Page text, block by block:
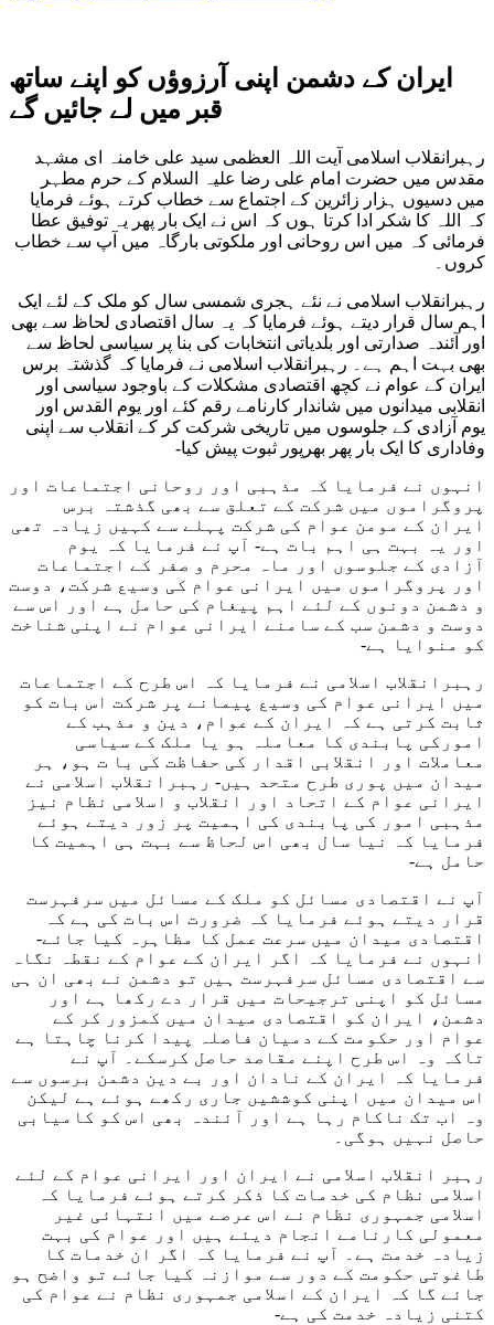
ایران کے دشمن اپنی آرزوؤں کو اپنے ساتھ
قبر میں لے جائیں گے
رہبرانقلاب اسلامی آیت اللہ العظمی سید علی خامنہ ای مشہد
مقدس میں حضرت امام علی رضا علیہ السلام کے حرم مطہر
میں دسیوں ہزار زائرین کے اجتماع سے خطاب کرتے ہوئے فرمایا
کہ اللہ کا شکر ادا کرتا ہوں کہ اس نے ایک بار پھر یہ توفیق عطا
فرمائی کہ میں اس روحانی اور ملکوتی بارگاہ میں آپ سے خطاب
کروں۔
رہبرانقلاب اسلامی نے نئے ہجری شمسی سال کو ملک کے لئے ایک
اہم سال قرار دیتے ہوئے فرمایا کہ یہ سال اقتصادی لحاظ سے بھی
اور آئندہ صدارتی اور بلدیاتی انتخابات کی بنا پر سیاسی لحاظ سے
بھی بہت اہم ہے۔ رہبرانقلاب اسلامی نے فرمایا کہ گذشتہ برس
ایران کے عوام نے کچھ اقتصادی مشکلات کے باوجود سیاسی اور
انقلابی میدانوں میں شاندار کارنامے رقم کئے اور یوم القدس اور
یوم آزادی کے جلوسوں میں تاریخی شرکت کر کے انقلاب سے اپنی
وفاداری کا ایک بار پھر بھرپور ثبوت پیش کیا-
انہوں نے فرمایا کہ مذہبی اور روحانی اجتماعات اور
پروگراموں میں شرکت کے تعلق سے بھی گذشتہ برس
ایران کے مومن عوام کی شرکت پہلے سے کہیں زیادہ تھی
اور یہ بہت ہی اہم بات ہے- آپ نے فرمایا کہ یوم
آزادی کے جلوسوں اور ماہ محرم و صفر کے اجتماعات
اور پروگراموں میں ایرانی عوام کی وسیع شرکت، دوست
و دشمن دونوں کے لئے اہم پیغام کی حامل ہے اور اس سے
دوست و دشمن سب کے سامنے ایرانی عوام نے اپنی شناخت
کو منوایا ہے-
رہبرانقلاب اسلامی نے فرمایا کہ اس طرح کے اجتماعات
میں ایرانی عوام کی وسیع پیمانے پر شرکت اس بات کو
ثابت کرتی ہے کہ ایران کے عوام، دین و مذہب کے
امورکی پابندی کا معاملہ ہو یا ملک کے سیاسی
معاملات اور انقلابی اقدار کی حفاظت کی با ت ہو، ہر
میدان میں پوری طرح متحد ہیں- رہبرانقلاب اسلامی نے
ایرانی عوام کے اتحاد اور انقلاب و اسلامی نظام نیز
مذہبی امور کی پابندی کی اہمیت پر زور دیتے ہوئے
فرمایا کہ نیا سال بھی اس لحاظ سے بہت ہی اہمیت کا
حامل ہے-
آپ نے اقتصادی مسائل کو ملک کے مسائل میں سرفہرست
قرار دیتے ہوئے فرمایا کہ ضرورت اس بات کی ہے کہ
اقتصادی میدان میں سرعت عمل کا مظاہرہ کیا جائے-
انہوں نے فرمایا کہ اگر ایران کے عوام کے نقطہ نگاہ
سے اقتصادی مسائل سرفہرست ہیں تو دشمن نے بھی ان ہی
مسائل کو اپنی ترجیحات میں قرار دے رکھا ہے اور
دشمن، ایران کو اقتصادی میدان میں کمزور کر کے
عوام اور حکومت کے دمیان فاصلہ پیدا کرنا چاہتا ہے
تاکہ وہ اس طرح اپنے مقاصد حاصل کرسکے۔ آپ نے
فرمایا کہ ایران کے نادان اور بے دین دشمن برسوں سے
اس میدان میں اپنی کوششیں جاری رکھے ہوئے ہے لیکن
وہ اب تک ناکام رہا ہے اور آئندہ بھی اس کو کامیابی
حاصل نہیں ہوگی۔
رہبر انقلاب اسلامی نے ایران اور ایرانی عوام کے لئے
اسلامی نظام کی خدمات کا ذکر کرتے ہوئے فرمایا کہ
اسلامی جمہوری نظام نے اس عرصے میں انتہائی غیر
معمولی کارنامے انجام دیئے ہیں اور عوام کی بہت
زیادہ خدمت ہے۔ آپ نے فرمایا کہ اگر ان خدمات کا
طاغوتی حکومت کے دور سے موازنہ کیا جائے تو واضح ہو
جائے گا کہ ایران کے اسلامی جمہوری نظام نے عوام کی
کتنی زیادہ خدمت کی ہے-